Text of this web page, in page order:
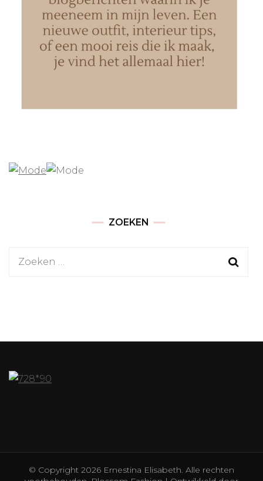
ZOEKEN
Zoeken
© Copyright 2026 Ernestina Elisabeth . Alle rechten